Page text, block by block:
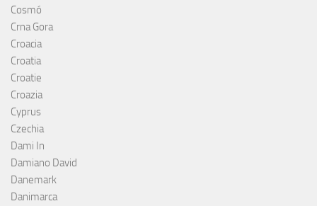
Cosmó
Crna Gora
Croacia
Croatia
Croatie
Croazia
Cyprus
Czechia
Dami In
Damiano David
Danemark
Danimarca